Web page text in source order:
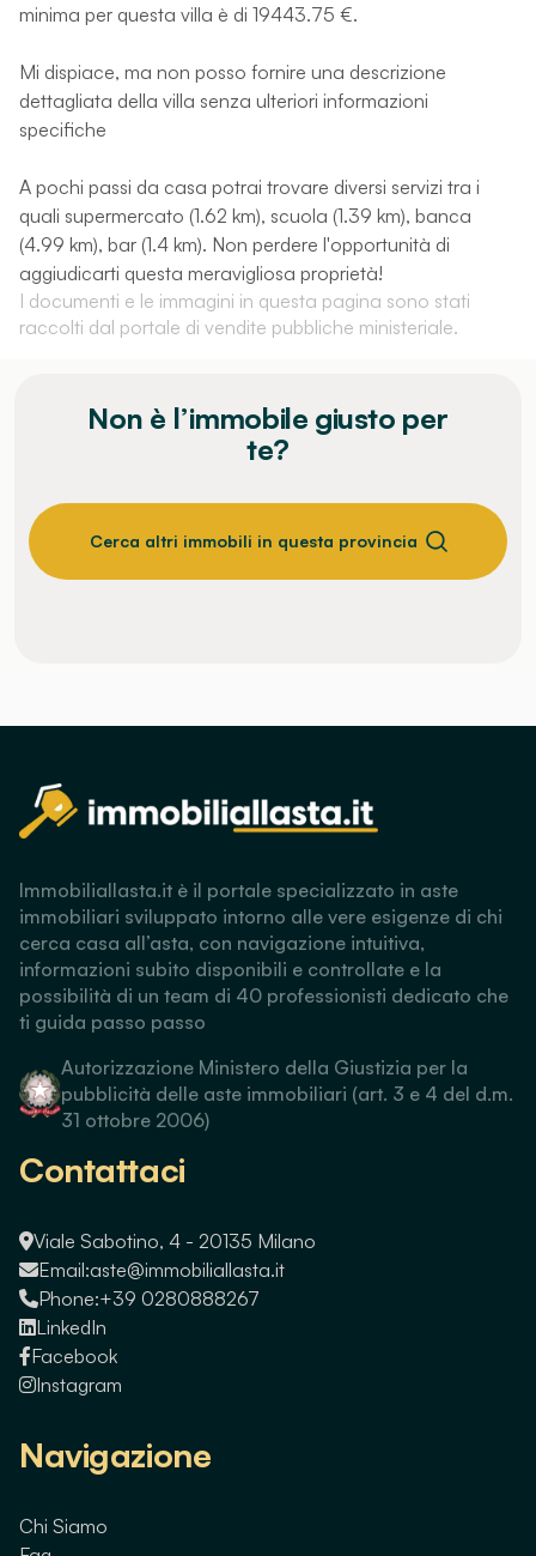
minima per questa villa è di 19443.75 €.
Mi dispiace, ma non posso fornire una descrizione
dettagliata della villa senza ulteriori informazioni
specifiche
A pochi passi da casa potrai trovare diversi servizi tra i
quali supermercato (1.62 km), scuola (1.39 km), banca
(4.99 km), bar (1.4 km). Non perdere l'opportunità di
aggiudicarti questa meravigliosa proprietà!
I documenti e le immagini in questa pagina sono stati
raccolti dal portale di vendite pubbliche ministeriale.
Non è l’immobile giusto per
te?
Cerca altri immobili in questa provincia
Immobiliallasta.it è il portale specializzato in aste
immobiliari sviluppato intorno alle vere esigenze di chi
cerca casa all’asta, con navigazione intuitiva,
informazioni subito disponibili e controllate e la
possibilità di un team di 40 professionisti dedicato che
ti guida passo passo
Autorizzazione Ministero della Giustizia per la
pubblicità delle aste immobiliari (art. 3 e 4 del d.m.
31 ottobre 2006)
Contattaci
Viale Sabotino, 4 - 20135 Milano
Email:aste@immobiliallasta.it
Phone:+39 0280888267
LinkedIn
Facebook
Instagram
Navigazione
Chi Siamo